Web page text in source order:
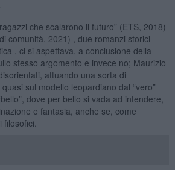
che scalarono il futuro” (ETS, 2018)
comunità, 2021) , due romanzi storici
, ci si aspettava, a conclusione della
stesso argomento e invece no; Maurizio
attuando una sorta di
sul modello leopardiano dal “vero”
dove per bello si vada ad intendere,
e fantasia, anche se, come